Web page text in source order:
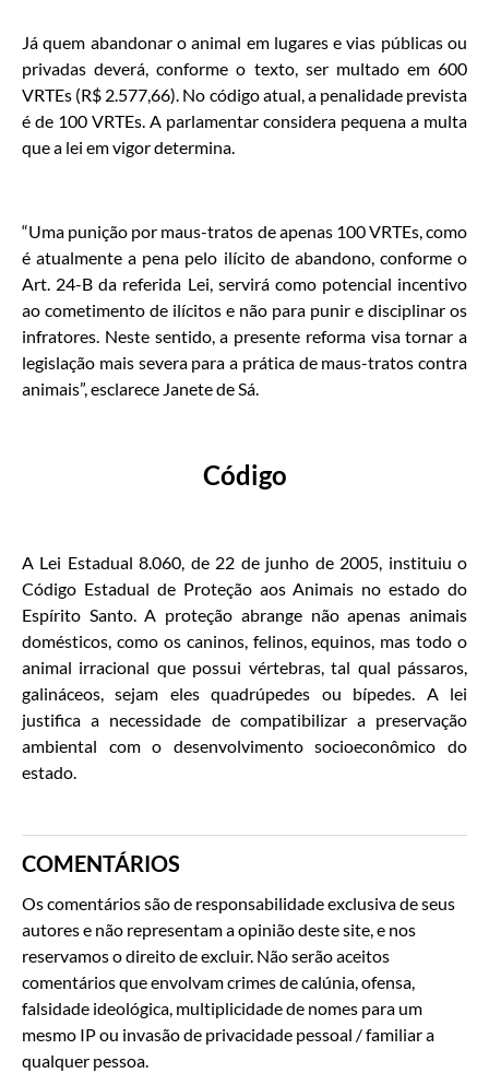
Já quem abandonar o animal em lugares e vias públicas ou
privadas deverá, conforme o texto, ser multado em 600
VRTEs (R$ 2.577,66). No código atual, a penalidade prevista
é de 100 VRTEs. A parlamentar considera pequena a multa
que a lei em vigor determina.
“Uma punição por maus-tratos de apenas 100 VRTEs, como
é atualmente a pena pelo ilícito de abandono, conforme o
Art. 24-B da referida Lei, servirá como potencial incentivo
ao cometimento de ilícitos e não para punir e disciplinar os
infratores. Neste sentido, a presente reforma visa tornar a
legislação mais severa para a prática de maus-tratos contra
animais”, esclarece Janete de Sá.
Código
A Lei Estadual 8.060, de 22 de junho de 2005, instituiu o
Código Estadual de Proteção aos Animais no estado do
Espírito Santo. A proteção abrange não apenas animais
domésticos, como os caninos, felinos, equinos, mas todo o
animal irracional que possui vértebras, tal qual pássaros,
galináceos, sejam eles quadrúpedes ou bípedes. A lei
justifica a necessidade de compatibilizar a preservação
ambiental com o desenvolvimento socioeconômico do
estado.
COMENTÁRIOS
Os comentários são de responsabilidade exclusiva de seus
autores e não representam a opinião deste site, e nos
reservamos o direito de excluir. Não serão aceitos
comentários que envolvam crimes de calúnia, ofensa,
falsidade ideológica, multiplicidade de nomes para um
mesmo IP ou invasão de privacidade pessoal / familiar a
qualquer pessoa.